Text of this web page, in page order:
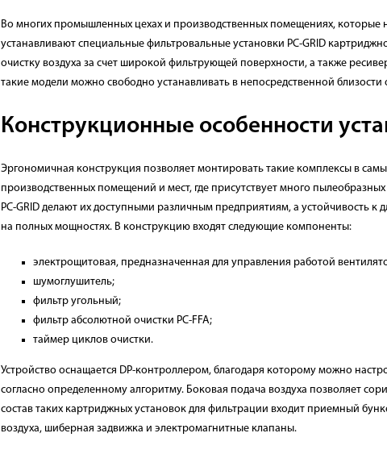
Во многих промышленных цехах и производственных помещениях, которые
устанавливают специальные фильтровальные установки PC-GRID
очистку воздуха за счет широкой фильтрующей поверхности, а также
такие модели можно свободно устанавливать в непосредственной близости
Конструкционные особенности
Эргономичная конструкция позволяет монтировать такие комплексы в
производственных помещений и мест, где присутствует много
PC-GRID делают их доступными различным предприятиям, а устойчивость к
на полных мощностях. В конструкцию входят следующие компоненты:
электрощитовая, предназначенная для управления работой
шумоглушитель;
фильтр угольный;
фильтр абсолютной очистки PC-FFA;
таймер циклов очистки.
Устройство оснащается DP-контроллером, благодаря которому можно
согласно определенному алгоритму. Боковая подача воздуха позволяет
состав таких картриджных установок для фильтрации входит приемный
воздуха, шиберная задвижка и электромагнитные клапаны.